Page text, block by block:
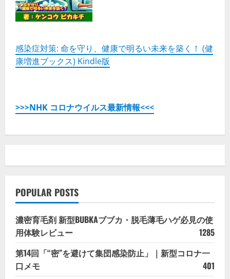
感染症対策: 命を守り、健康で明るい未来を築く！ (健
康増進ブックス) Kindle版
>>>NHK コロナウイルス最新情報<<<
POPULAR POSTS
濃密育毛剤 新型BUBKAブブカ・脱毛薄毛ハゲ必見の使
用体験レビュー
1285
第14回「“密”を避けて集団感染防止」｜新型コロナ一
口メモ
401